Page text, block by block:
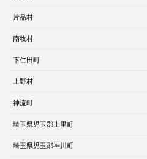
片品村
南牧村
下仁田町
上野村
神流町
埼玉県児玉郡上里町
埼玉県児玉郡神川町